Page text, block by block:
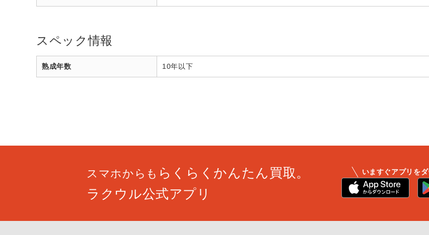
スペック情報
熟成年数 10年以下
スマホからも らくらくかんたん買取。
ラクウル公式アプリ
いますぐアプリを